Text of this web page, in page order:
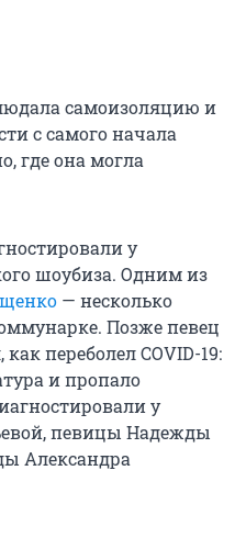
самоизоляцию и
с самого начала
где она могла
у
шоубиза. Одним из
— несколько
Позже певец
переболел COVID-19:
и пропало
у
певицы Надежды
Александра